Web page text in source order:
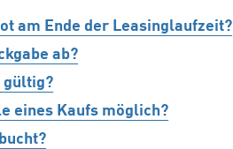
am Ende der Leasinglaufzeit?
ab?
gültig?
eines Kaufs möglich?